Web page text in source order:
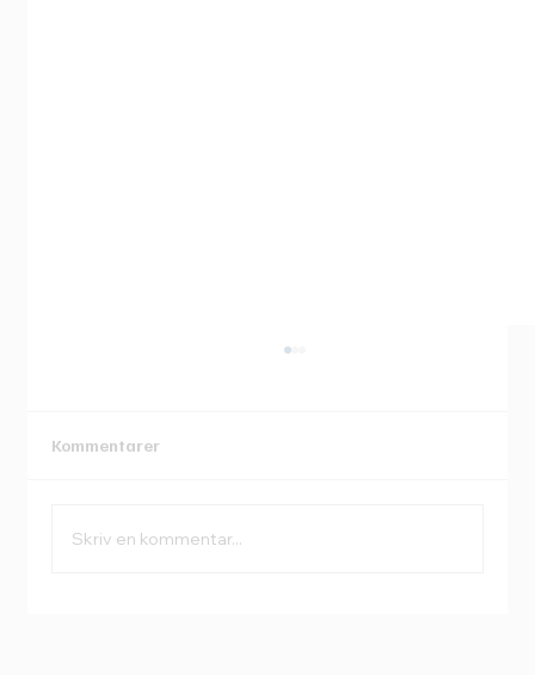
Kommentarer
Skriv en kommentar...